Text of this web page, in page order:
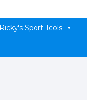
Ricky's Sport Tools